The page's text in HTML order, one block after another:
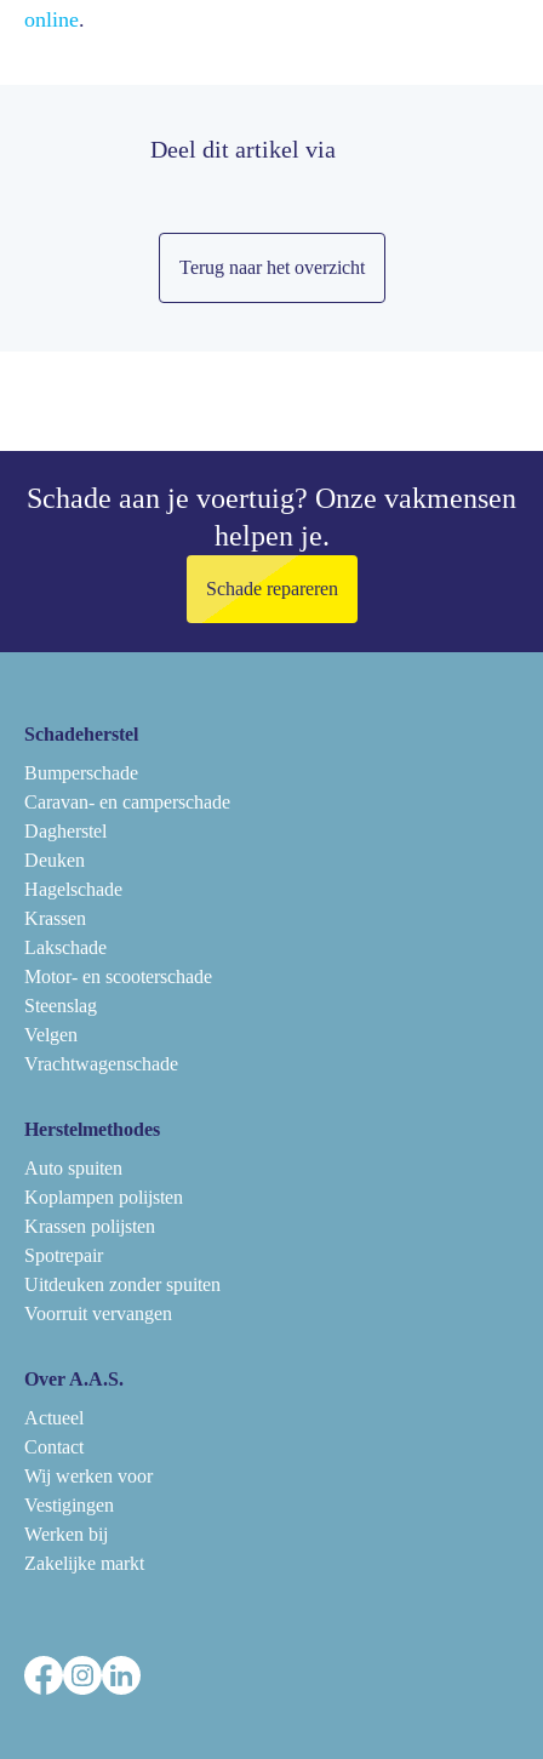
online.
Deel dit artikel via
Terug naar het overzicht
Schade aan je voertuig? Onze vakmensen
helpen je.
Schade repareren
Schadeherstel
Bumperschade
Caravan- en camperschade
Dagherstel
Deuken
Hagelschade
Krassen
Lakschade
Motor- en scooterschade
Steenslag
Velgen
Vrachtwagenschade
Herstelmethodes
Auto spuiten
Koplampen polijsten
Krassen polijsten
Spotrepair
Uitdeuken zonder spuiten
Voorruit vervangen
Over A.A.S.
Actueel
Contact
Wij werken voor
Vestigingen
Werken bij
Zakelijke markt